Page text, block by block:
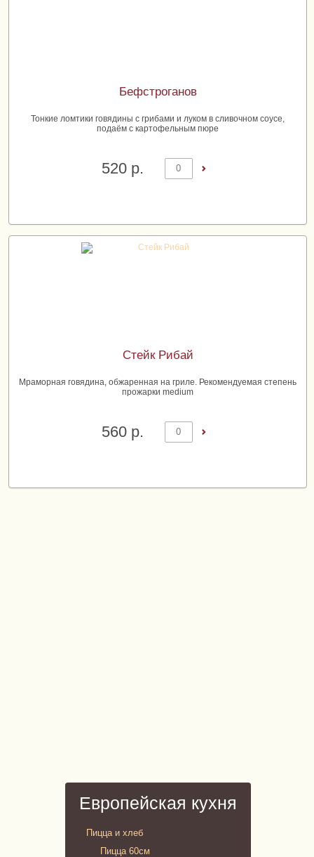
Бефстроганов
Тонкие ломтики говядины с грибами и луком в сливочном соусе,
подаём с картофельным пюре
520 р.
Стейк Рибай
Мраморная говядина, обжаренная на гриле. Рекомендуемая степень
прожарки medium
560 р.
Европейская кухня
Пицца и хлеб
Пицца 60см